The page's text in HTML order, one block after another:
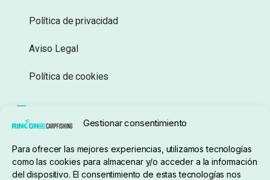
Gestionar consentimiento
Para ofrecer las mejores experiencias, utilizamos tecnologías
como las cookies para almacenar y/o acceder a la información
del dispositivo. El consentimiento de estas tecnologías nos
Política de privacidad
Aviso Legal
Política de cookies